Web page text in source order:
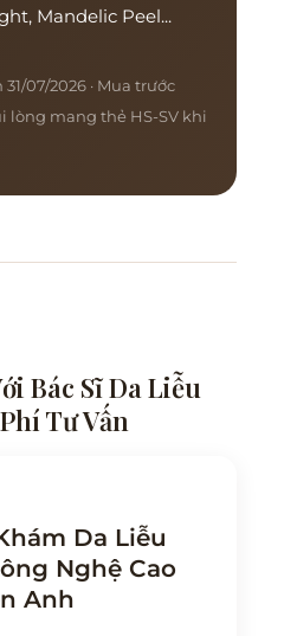
Mandelic Peel...
07/2026 · Mua trước
lòng mang thẻ HS-SV khi
Bác Sĩ Da Liễu
Tư Vấn
Da Liễu
Nghệ Cao
Anh